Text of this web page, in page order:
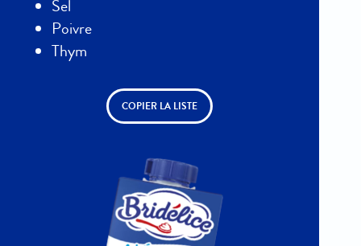
Sel
Poivre
Thym
COPIER LA LISTE